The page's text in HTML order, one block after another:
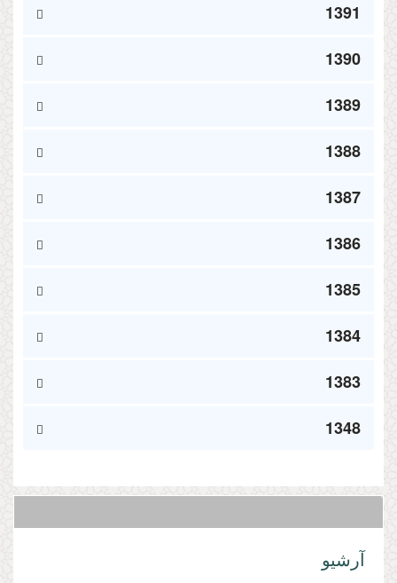
1391
1390
1389
1388
1387
1386
1385
1384
1383
1348
آرشیو